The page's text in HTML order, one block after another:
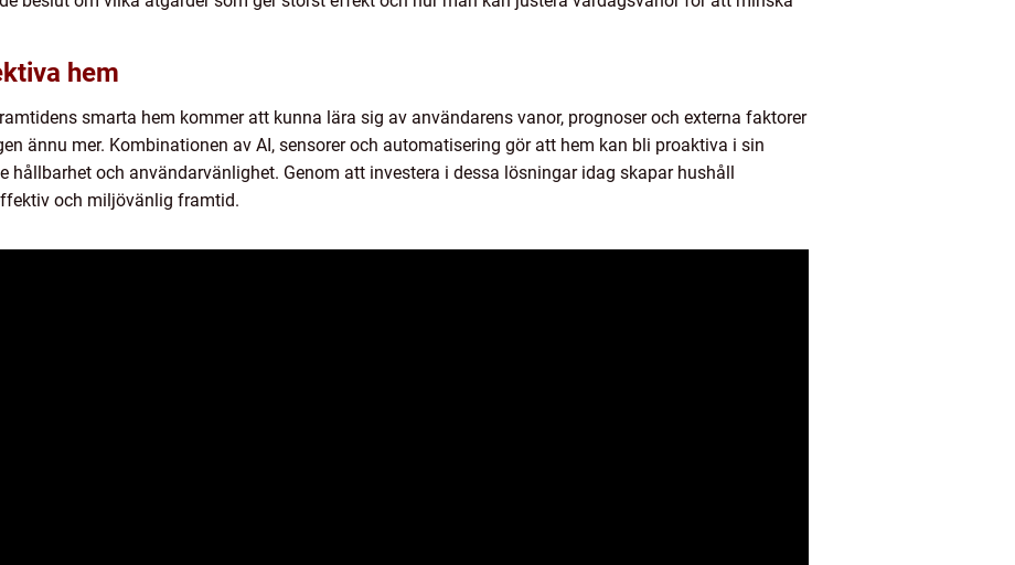
hem
smarta hem kommer att kunna lära sig av användarens vanor, prognoser och externa faktorer
ännu mer. Kombinationen av AI, sensorer och automatisering gör att hem kan bli proaktiva i sin
hållbarhet och användarvänlighet. Genom att investera i dessa lösningar idag skapar hushåll
och miljövänlig framtid.